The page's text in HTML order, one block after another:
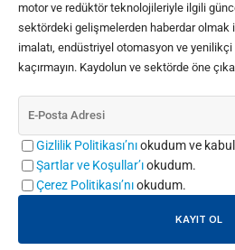
motor ve redüktör teknolojileriyle ilgili
sektördeki gelişmelerden haberdar olmak
imalatı, endüstriyel otomasyon ve
kaçırmayın. Kaydolun ve sektörde öne
Gizlilik Politikası’nıokudum ve
Şartlar ve Koşullar’ıokudum.
Çerez Politikası’nıokudum.